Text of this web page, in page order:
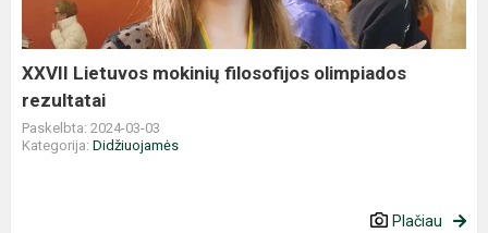
rezultatai
XXVII Lietuvos mokinių filosofijos olimpiados
rezultatai
Paskelbta: 2024-03-03
Kategorija: Didžiuojamės
Plačiau